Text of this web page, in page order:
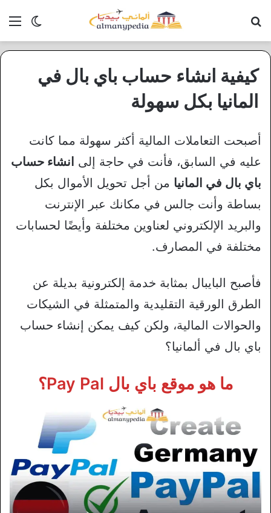
الوضع
كيفية انشاء حساب باي بال في
المانيا بكل سهولة
أصبحت التعاملات المالية أكثر سهولة مما كانت
عليه في السابق، فأنت في حاجة إلى انشاء حساب
باي بال في المانيا من أجل تحويل الأموال بكل
بساطة وأنت جالس في مكانك عبر الإنترنت
والبريد الإلكتروني لعناوين مختلفة وأيضًا لحسابات
مختلفة في المصارف.
فأصبح البايبال بمثابة خدمة إلكترونية بديلة عن
الطرق الورقية التقليدية والمتمثلة في الشيكات
والحوالات المالية، ولكن كيف يمكن إنشاء حساب
باي بال في ألمانيا؟
ما هو موقع باي بال Pay Pal؟